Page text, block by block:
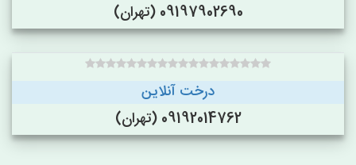
09197902690 (تهران)
درخت آنلاین
09192014762 (تهران)